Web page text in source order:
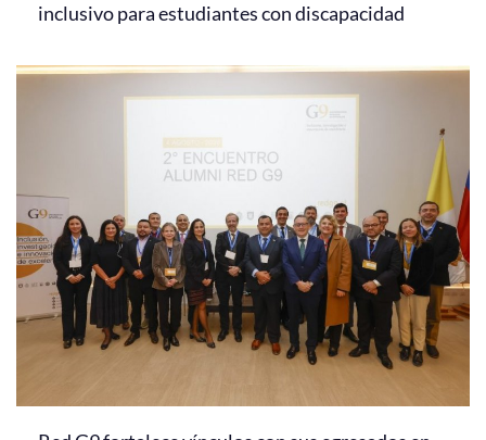
inclusivo para estudiantes con discapacidad